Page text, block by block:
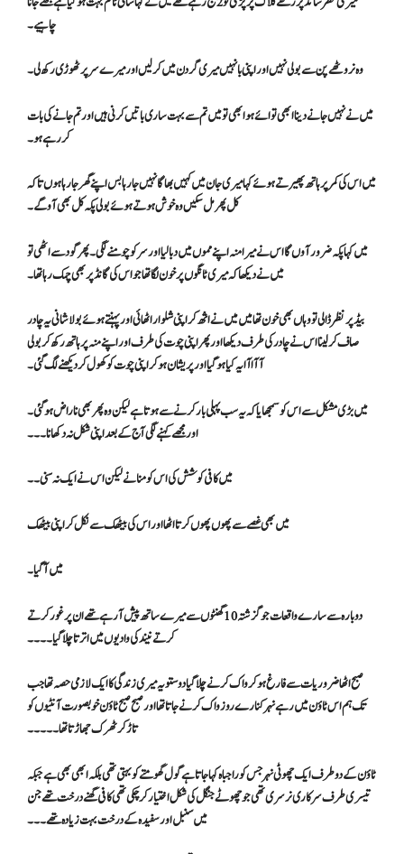
چاہیے ۔
وہ نروٹھے پن سے بولی نہیں اور اپنی بانہیں میری گردن میں کر لیں اور میرے سر پر ٹھوڑی رکھ لی۔
میں نے نہیں جانے دینا ابھی تو ائے ہو ابھی تو میں تم سے بہت ساری باتیں کرنی ہیں اور تم جا نے کی بات
کر رہے ہو۔
میں اس کی کمر پر ہاتھ پھیرتے ہوئے کہا میری جان میں کہیں بھاگا نہیں جا رہا بس اپنے گھر جا رہا ہوں تاکہ
کل پھر مل سکیں وہ خوش ہوتے ہوئے بولی پکہ کل بھی آو گے۔
میں کہا پکہ ضرور آوں گا اس نے میرا منہ اپنے مموں میں دبا لیا اور سر کو چومنے لگی۔ پھر گود سے اٹھی تو
میں نے دیکھا کہ میری ٹانگوں پر خون لگا تھا جو اس کی گانڈ پر بھی چمک رہا تھا۔
بیڈ پر نظر ڈالی تو وہاں بھی خون تھا میں میں نے اثھ کر اپنی شلوار اٹھائی اور پہنتے ہوئے بولا شانی یہ چادر
صاف کر لینا اس نے چادر کی طرف دیکھا اور پھر اپنی چوت کی طرف اور اپنے منہ پر ہاتھ رکھ کر بولی
آآاآا یہ کیا ہو گیا اور پریشان ہو کر اپنی چوت کو کھول کر دیکھنے لگ گئی۔
میں بڑی مشکل سے اس کو سمجھایا کہ یہ سب پہلی بار کرنے سے ہوتا ہے لیکن وہ پھر بھی ناراض ہو گئی۔
اور مجھے کہنے لگی آج کے بعد اپنی شکل نہ دکھانا۔۔۔
میں کافی کوشش کی اس کو منانے لیکن اس نے ایک نہ سنی۔۔
میں بھی غصے سے پھوں پھوں کرتا اٹھا اور اس کی بیٹھک سے نکل کر اپنی بیٹھک
میں آ گیا ۔
دوبارہ سے سارے واقعات جو گزشتہ 10 گھنٹوں سے میرے ساتھ پیش آ رہے تھے ان پر غور کرتے
کرتے نیند کی وادیوں میں اترتا چلا گیا۔۔۔۔
صبح اٹھا ضروریات سے فارغ ہو کر واک کرنے چلا گیا دوستو یہ میری زندگی کا ایک لازمی حصہ تھا جب
تک ہم اس ٹاؤن میں رہے نہر کنارے روز واک کرنے جاتا تھا اور صبح صبح ٹاؤن خوبصورت آنٹیوں کو
تاڑ کر ٹھرک جھاڑتا تھا۔۔۔۔۔
ٹاؤن کے دو طرف ایک چھوٹی نہر جس کو راجباہ کہا جاتا ہے گول گھومتے کو بہتی تھی بلکہ ابھی بھی ہے جبکہ
تیسری طرف سرکاری نرسری تھی جو چھوٹے جنگل کی شکل اختیار کر چکی تھی کافی گھنے درخت تھے جن
میں سنبل اور سفیدہ کے درخت بہت زیادہ تھے۔۔۔